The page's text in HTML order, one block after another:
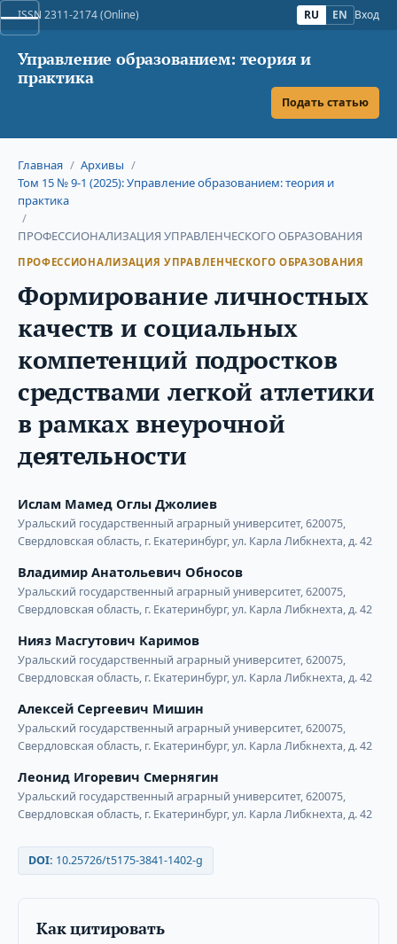
ISSN 2311-2174 (Online) RU EN Вход
Управление образованием: теория и
практика
Подать статью
Главная / Архивы /
Том 15 № 9-1 (2025): Управление образованием: теория и
практика
/
ПРОФЕССИОНАЛИЗАЦИЯ УПРАВЛЕНЧЕСКОГО ОБРАЗОВАНИЯ
ПРОФЕССИОНАЛИЗАЦИЯ УПРАВЛЕНЧЕСКОГО ОБРАЗОВАНИЯ
Формирование личностных
качеств и социальных
компетенций подростков
средствами легкой атлетики
в рамках внеурочной
деятельности
Ислам Мамед Оглы Джолиев
Уральский государственный аграрный университет, 620075,
Свердловская область, г. Екатеринбург, ул. Карла Либкнехта, д. 42
Владимир Анатольевич Обносов
Уральский государственный аграрный университет, 620075,
Свердловская область, г. Екатеринбург, ул. Карла Либкнехта, д. 42
Нияз Масгутович Каримов
Уральский государственный аграрный университет, 620075,
Свердловская область, г. Екатеринбург, ул. Карла Либкнехта, д. 42
Алексей Сергеевич Мишин
Уральский государственный аграрный университет, 620075,
Свердловская область, г. Екатеринбург, ул. Карла Либкнехта, д. 42
Леонид Игоревич Смернягин
Уральский государственный аграрный университет, 620075,
Свердловская область, г. Екатеринбург, ул. Карла Либкнехта, д. 42
DOI: 10.25726/t5175-3841-1402-g
Как цитировать